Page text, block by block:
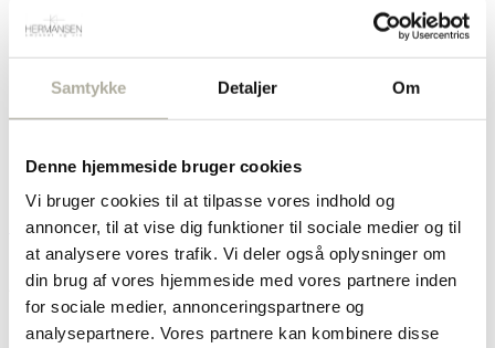
Samtykke Detaljer Om
Denne hjemmeside bruger cookies
Vi bruger cookies til at tilpasse vores indhold og
annoncer, til at vise dig funktioner til sociale medier og til
at analysere vores trafik. Vi deler også oplysninger om
din brug af vores hjemmeside med vores partnere inden
for sociale medier, annonceringspartnere og
analysepartnere. Vores partnere kan kombinere disse
Hul i øret
Handelsbetingelser
Armbånd
Shop Armbånd